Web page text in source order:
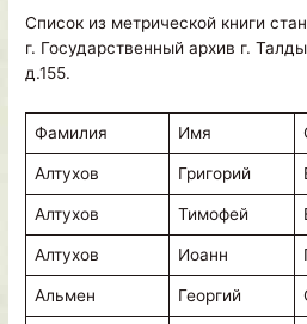
Список из метрической книги
г. Государственный архив г.
д.155.
Фамилия Имя
Алтухов Григорий
Алтухов Тимофей
Алтухов Иоанн
Альмен Георгий